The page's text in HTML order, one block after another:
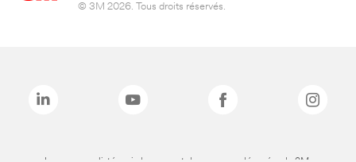
© 3M 2026. Tous droits réservés.